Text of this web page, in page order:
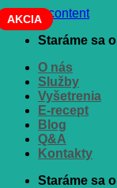
Skip to content
Staráme sa
O nás
Služby
Vyšetrenia
E-recept
Blog
Q&A
Kontakty
Staráme sa
AKCIA
AKCIA